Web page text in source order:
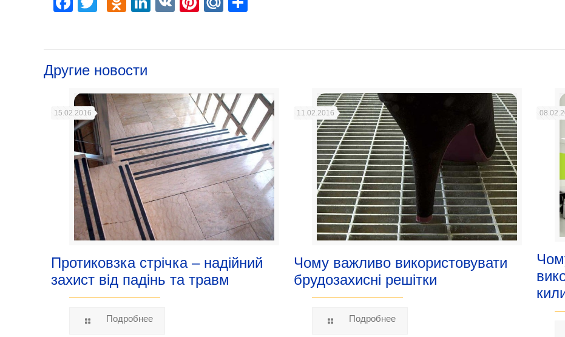
Другие новости
15.02.2016
Протиковзка стрічка – надійний
захист від падінь та травм
Подробнее
11.02.2016
Чому важливо використовувати
брудозахисні решітки
Подробнее